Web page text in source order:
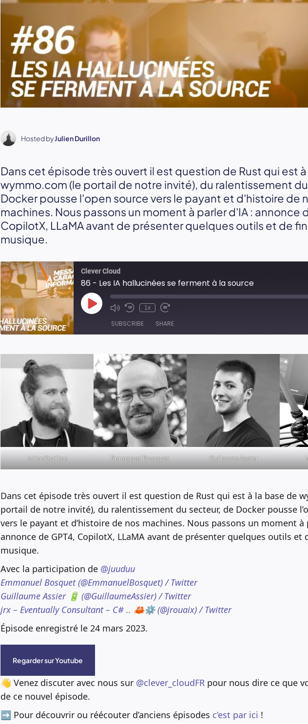
Hosted byJulien Durillon
Dans cet épisode très ouvert il est question de Rust qui est
wymmo.com (le portail de notre invité), du ralentissement
Docker pousse l'open source vers le payant et d'histoire de
machines. Nous passons un moment à parler d'IA : annonce
CopilotX, LLaMA avant de présenter quelques outils et de
musique.
Clever Cloud
86 - Les IA hallucinées se ferment à la source
Play
Episode
1x
SUBSCRIBE SHARE
RSS FEED
SHARE
LINK
EMBED
Julien Durillon Emmanuel Bosquet Guillaume Assier
Dans cet épisode très ouvert il est question de Rust qui est à la base de
portail de notre invité), du ralentissement du secteur, de Docker pousse
vers le payant et d’histoire de nos machines. Nous passons un moment à
annonce de GPT4, CopilotX, LLaMA avant de présenter quelques outils et
musique.
Avec la participation de @juuduu
Emmanuel Bosquet (@EmmanuelBosquet) / Twitter
Guillaume Assier 🔋 (@GuillaumeAssier) / Twitter
jrx – Eventually Consultant – C# .. 🦀⚙️ (@jrouaix) / Twitter
Épisode enregistré le 24 mars 2023.
Regarder sur Youtube
👋 Venez discuter avec nous sur @clever_cloudFRpour nous dire ce que
de ce nouvel épisode.
➡️ Pour découvrir ou réécouter d’anciens épisodes c’est par ici !